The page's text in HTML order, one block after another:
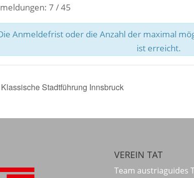
7 / 45
Anmeldefrist oder die Anzahl der maximal
ist erreicht.
Klassische Stadtführung Innsbruck
VEREIN TAT
Team austriaguides